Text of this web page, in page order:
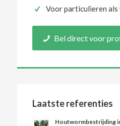
Voor particulieren
Bel direct voor
Laatste referenties
Houtwormbestrijding